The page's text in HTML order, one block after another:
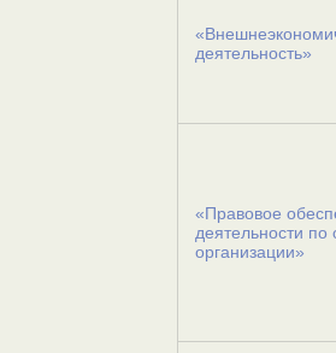
деятельность»
«Правовое
деятельности по
организации»